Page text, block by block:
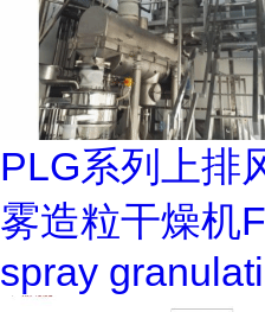
PLG系列上排
雾造粒干燥机
spray